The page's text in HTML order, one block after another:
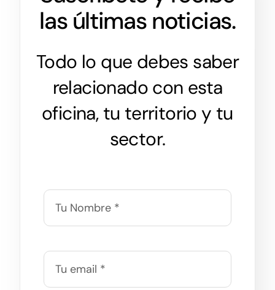
las últimas noticias.
Todo lo que debes saber
relacionado con esta
oficina, tu territorio y tu
sector.